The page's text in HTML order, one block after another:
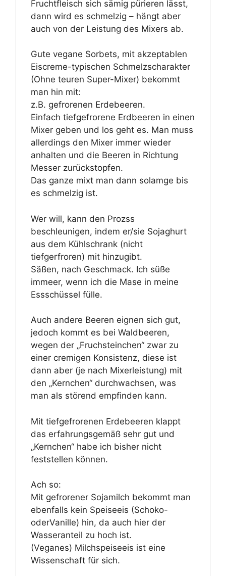
Fruchtfleisch sich sämig pürieren lässt,
dann wird es schmelzig – hängt aber
auch von der Leistung des Mixers ab.
Gute vegane Sorbets, mit akzeptablen
Eiscreme-typischen Schmelzscharakter
(Ohne teuren Super-Mixer) bekommt
man hin mit:
z.B. gefrorenen Erdebeeren.
Einfach tiefgefrorene Erdbeeren in einen
Mixer geben und los geht es. Man muss
allerdings den Mixer immer wieder
anhalten und die Beeren in Richtung
Messer zurückstopfen.
Das ganze mixt man dann solamge bis
es schmelzig ist.
Wer will, kann den Prozss
beschleunigen, indem er/sie Sojaghurt
aus dem Kühlschrank (nicht
tiefgerfroren) mit hinzugibt.
Säßen, nach Geschmack. Ich süße
immeer, wenn ich die Mase in meine
Essschüssel fülle.
Auch andere Beeren eignen sich gut,
jedoch kommt es bei Waldbeeren,
wegen der „Fruchsteinchen“ zwar zu
einer cremigen Konsistenz, diese ist
dann aber (je nach Mixerleistung) mit
den „Kernchen“ durchwachsen, was
man als störend empfinden kann.
Mit tiefgefrorenen Erdebeeren klappt
das erfahrungsgemäß sehr gut und
„Kernchen“ habe ich bisher nicht
feststellen können.
Ach so:
Mit gefrorener Sojamilch bekommt man
ebenfalls kein Speiseeis (Schoko-
oderVanille) hin, da auch hier der
Wasseranteil zu hoch ist.
(Veganes) Milchspeiseeis ist eine
Wissenschaft für sich.